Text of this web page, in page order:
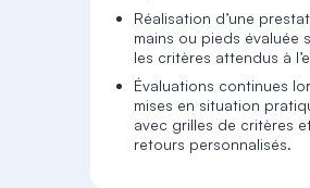
Réalisation d’une
mains ou pieds évaluée
les critères attendus à
Évaluations continues
mises en situation
avec grilles de critères
retours personnalisés.